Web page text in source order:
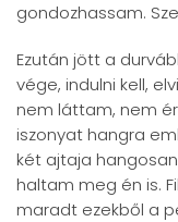
gondozhassam.
Ezután jött a
vége, indulni kell,
nem láttam, nem
iszonyat hangra
két ajtaja
haltam meg én is.
maradt ezekből a